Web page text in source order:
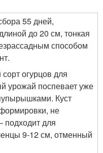
55 дней,
до 20 см, тонкая
способом
огурцов для
урожай поспевает уже
Куст
не
подходит для
9-12 см, отменный